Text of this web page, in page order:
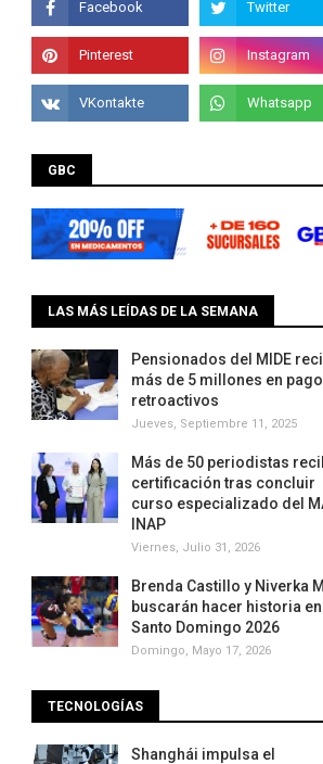
GBC
LAS MÁS LEÍDAS DE LA SEMANA
Pensionados del MIDE
más de 5 millones en
retroactivos
Jueves, Septiembre 11, 2025
Más de 50 periodistas
certificación tras concluir
curso especializado del
INAP
Viernes, Julio 31, 2026
Brenda Castillo y Niverka
buscarán hacer historia en
Santo Domingo 2026
Domingo, Mayo 17, 2026
TECNOLOGÍAS
Shanghái impulsa el